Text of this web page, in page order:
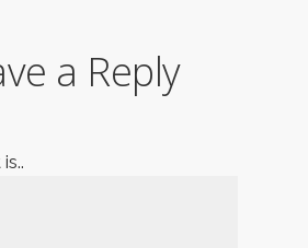
a Reply